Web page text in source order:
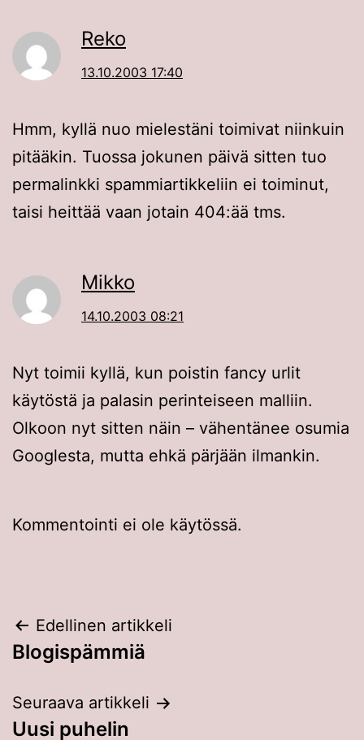
Reko
13.10.2003 17:40
Hmm, kyllä nuo mielestäni toimivat niinkuin
pitääkin. Tuossa jokunen päivä sitten tuo
permalinkki spammiartikkeliin ei toiminut,
taisi heittää vaan jotain 404:ää tms.
Mikko
14.10.2003 08:21
Nyt toimii kyllä, kun poistin fancy urlit
käytöstä ja palasin perinteiseen malliin.
Olkoon nyt sitten näin – vähentänee osumia
Googlesta, mutta ehkä pärjään ilmankin.
Kommentointi ei ole käytössä.
Artikkelien
selaus
Edellinen artikkeli
Blogispämmiä
Seuraava artikkeli
Uusi puhelin